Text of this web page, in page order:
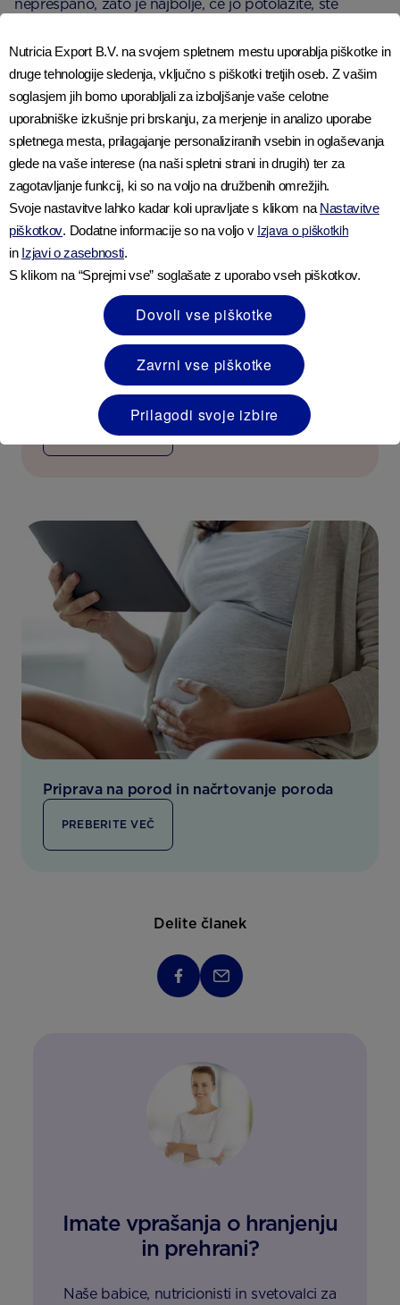
neprespano, zato je najbolje, če jo potolažite, ste
Sorodni članki
Kajenje in uživanje alkohola v nosečnosti
PREBERITE VEČ
Priprava na porod in načrtovanje poroda
PREBERITE VEČ
Delite članek
Imate vprašanja o hranjenju
in prehrani?
Naše babice, nutricionisti in svetovalci za
Nutricia Export B.V. na svojem spletnem mestu uporablja piškotke in
druge tehnologije sledenja, vključno s piškotki tretjih oseb. Z vašim
soglasjem jih bomo uporabljali za izboljšanje vaše celotne
uporabniške izkušnje pri brskanju, za merjenje in analizo uporabe
spletnega mesta, prilagajanje personaliziranih vsebin in oglaševanja
glede na vaše interese (na naši spletni strani in drugih) ter za
zagotavljanje funkcij, ki so na voljo na družbenih omrežjih.
Svoje nastavitve lahko kadar koli upravljate s klikom na Nastavitve
piškotkov. Dodatne informacije so na voljo v Izjava o piškotkih
in Izjavi o zasebnosti.
S klikom na “Sprejmi vse” soglašate z uporabo vseh piškotkov.
Dovoli vse piškotke
Zavrni vse piškotke
Prilagodi svoje izbire